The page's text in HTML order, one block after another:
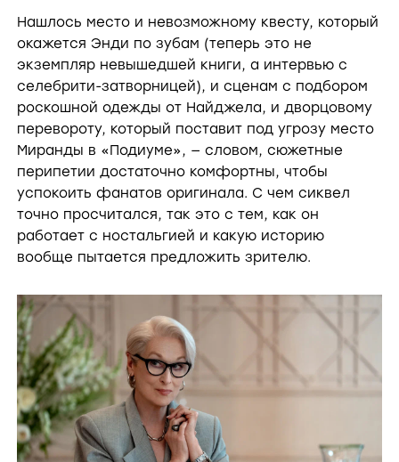
Нашлось место и невозможному квесту, который
окажется Энди по зубам (теперь это не
экземпляр невышедшей книги, а интервью с
селебрити-затворницей), и сценам с подбором
роскошной одежды от Найджела, и дворцовому
перевороту, который поставит под угрозу место
Миранды в «Подиуме», — словом, сюжетные
перипетии достаточно комфортны, чтобы
успокоить фанатов оригинала. С чем сиквел
точно просчитался, так это с тем, как он
работает с ностальгией и какую историю
вообще пытается предложить зрителю.